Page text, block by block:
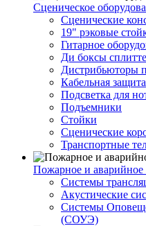
Сценическое
Сценические
19" рэковые
Гитарное
Ди боксы
Дистрибьюторы
Кабельная защита
Подсветка для
Подъемники
Стойки
Сценические
Транспортные
Пожарное и
Cистемы
Акустические
Системы
(СОУЭ)